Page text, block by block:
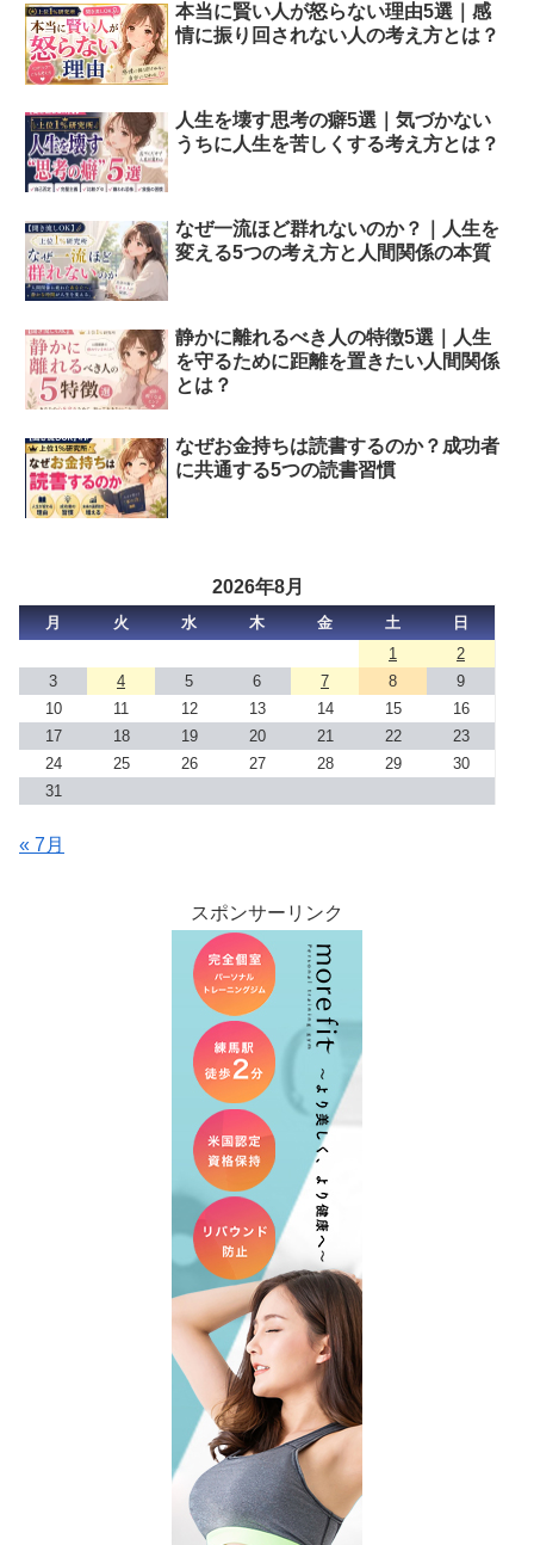
本当に賢い人が怒らない理由5選｜感
情に振り回されない人の考え方とは？
人生を壊す思考の癖5選｜気づかない
うちに人生を苦しくする考え方とは？
なぜ一流ほど群れないのか？｜人生を
変える5つの考え方と人間関係の本質
静かに離れるべき人の特徴5選｜人生
を守るために距離を置きたい人間関係
とは？
なぜお金持ちは読書するのか？成功者
に共通する5つの読書習慣
2026年8月
月 火 水 木 金 土
日
1
2
3
4 5 6 7 8
9
10
11 12 13 14 15
16
17
18 19 20 21 22
23
24
25 26 27 28 29
30
31
« 7月
スポンサーリンク